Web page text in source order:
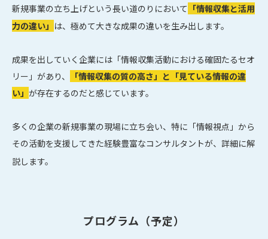
新規事業の立ち上げという長い道のりにおいて 「情報収集と活用
力の違い」 は、極めて大きな成果の違いを生み出します。
成果を出していく企業には「情報収集活動における確固たるセオ
リー」があり、
「情報収集の質の高さ」と「見ている情報の違
い」 が存在するのだと感じています。
多くの企業の新規事業の現場に立ち会い、特に「情報視点」から
その活動を支援してきた経験豊富なコンサルタントが、詳細に解
説します。
プログラム（予定）